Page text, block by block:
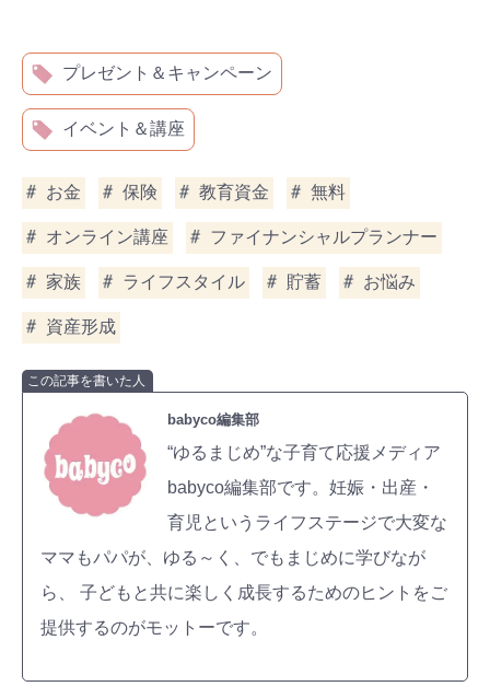
プレゼント＆キャンペーン
イベント＆講座
お金 保険 教育資金 無料
オンライン講座 ファイナンシャルプランナー
家族 ライフスタイル 貯蓄 お悩み
資産形成
この記事を書いた人
babyco編集部
“ゆるまじめ”な子育て応援メディア
babyco編集部です。妊娠・出産・
育児というライフステージで大変な
ママもパパが、ゆる～く、でもまじめに学びなが
ら、 子どもと共に楽しく成長するためのヒントをご
提供するのがモットーです。